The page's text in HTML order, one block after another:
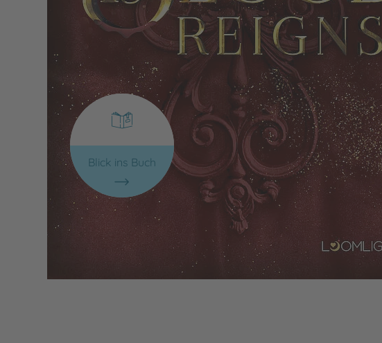
Blick ins Buch